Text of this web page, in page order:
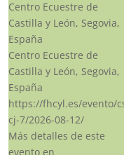
Centro Ecuestre de
Castilla y León, Segovia,
España
Centro Ecuestre de
Castilla y León, Segovia,
España
https://fhcyl.es/evento/
cj-7/2026-08-12/
Más detalles de este
evento en